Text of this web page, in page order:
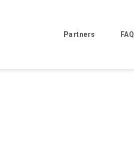
Partners FAQ